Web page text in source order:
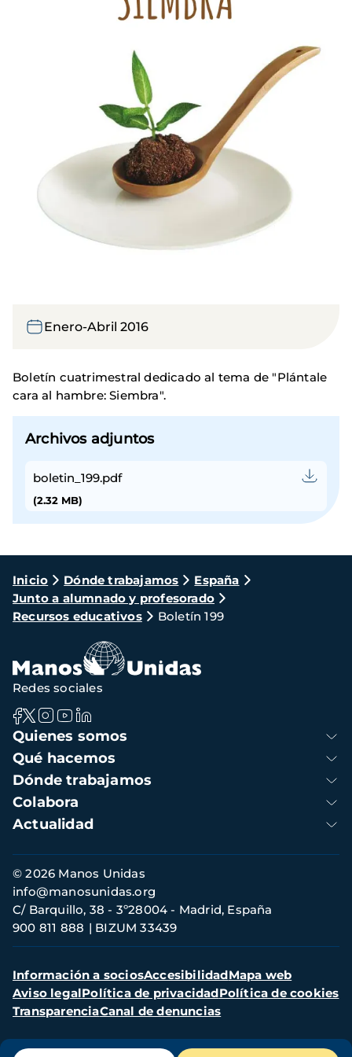
Enero-Abril 2016
Boletín cuatrimestral dedicado al tema de "Plántale
cara al hambre: Siembra".
Archivos adjuntos
boletin_199.pdf
(2.32 MB)
Ruta
de
navegación
Inicio Dónde trabajamos
España
Junto a alumnado y profesorado
Recursos educativos
Boletín 199
Navegación
principal
Quienes somos
Qué hacemos
Dónde trabajamos
Colabora
Actualidad
Redes sociales
Información
de
contacto
© 2026 Manos Unidas
C/ Barquillo, 38 - 3º28004 - Madrid, España
900 811 888
BIZUM 33439
info@manosunidas.org
Menú
secundario
Información a sociosAccesibilidadMapa web
Aviso legalPolítica de privacidadPolítica de cookies
TransparenciaCanal de denuncias